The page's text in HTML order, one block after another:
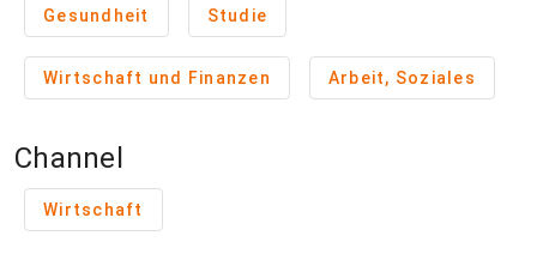
Gesundheit Studie
Wirtschaft und Finanzen Arbeit, Soziales
Channel
Wirtschaft